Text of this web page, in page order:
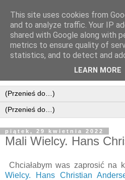
piątek, 29 kwietnia 2022
Mali Wielcy. Hans
Chciałabym was zaprosić na
Wielcy. Hans Christian
This site uses cookies from
and to analyze traffic. Your IP
shared with Google along with
metrics to ensure quality of
statistics, and to detect and
LEARN MORE